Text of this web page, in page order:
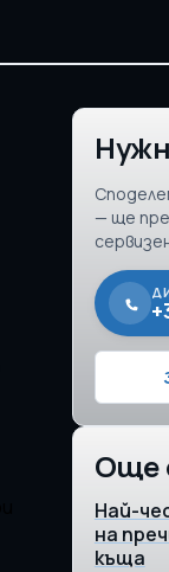
— ще
Още
Най-
на
къща